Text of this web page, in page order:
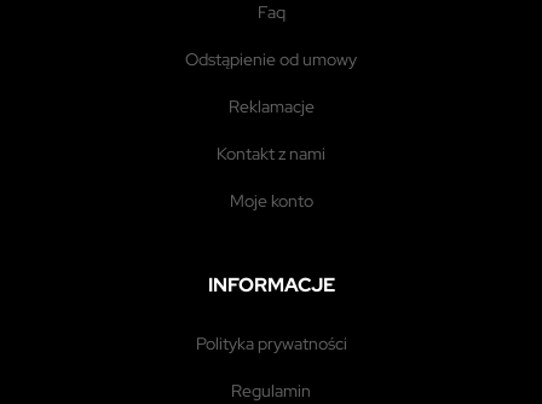
faq
odstąpienie od umowy
reklamacje
kontakt z nami
moje konto
INFORMACJE
polityka prywatności
regulamin